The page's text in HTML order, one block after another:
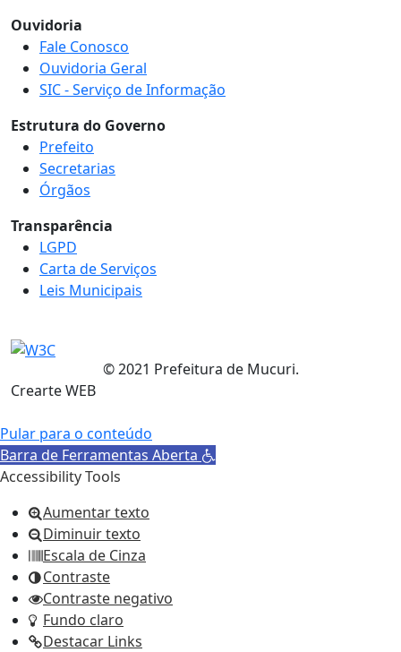
Ouvidoria
Fale Conosco
Ouvidoria Geral
SIC - Serviço de Informação
Estrutura do Governo
Prefeito
Secretarias
Órgãos
Transparência
LGPD
Carta de Serviços
Leis Municipais
© 2021 Prefeitura de Mucuri.
Crearte WEB
Pular para o conteúdo
Barra de Ferramentas Aberta
Accessibility Tools
Aumentar texto
Diminuir texto
Escala de Cinza
Contraste
Contraste negativo
Fundo claro
Destacar Links